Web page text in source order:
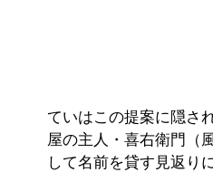
ていはこの提案に隠さ
屋の主人・喜右衛門（
して名前を貸す見返り